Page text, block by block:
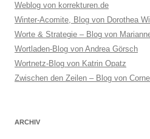
Weblog von korrekturen.de
Winter-Acomite, Blog von Dorothea
Worte & Strategie – Blog von
Wortladen-Blog von Andrea Görsch
Wortnetz-Blog von Katrin Opatz
Zwischen den Zeilen – Blog von
ARCHIV